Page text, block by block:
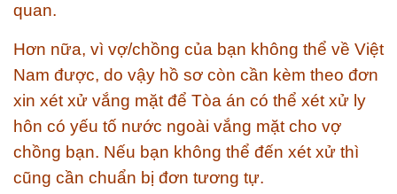
quan.
Hơn nữa, vì vợ/chồng của bạn không thể về Việt
Nam được, do vậy hồ sơ còn cần kèm theo đơn
xin xét xử vắng mặt để Tòa án có thể xét xử ly
hôn có yếu tố nước ngoài vắng mặt cho vợ
chồng bạn. Nếu bạn không thể đến xét xử thì
cũng cần chuẩn bị đơn tương tự.